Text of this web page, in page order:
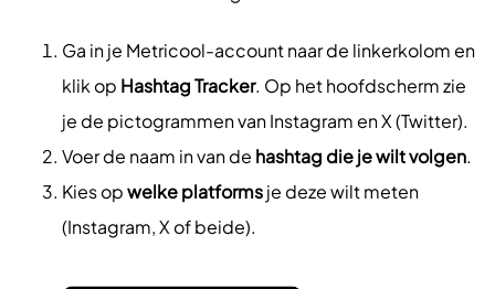
Ga in je Metricool-account naar de linkerkolom en
klik op Hashtag Tracker. Op het hoofdscherm zie
je de pictogrammen van Instagram en X (Twitter).
Voer de naam in van de hashtag die je wilt volgen.
Kies opwelke platformsje deze wilt meten
(Instagram, X of beide).